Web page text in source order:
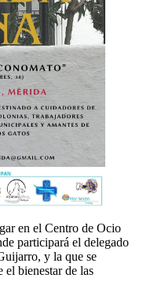
en el Centro de Ocio
participará el delegado
y la que se
el bienestar de las